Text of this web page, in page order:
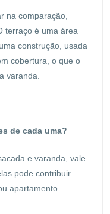
na comparação,
terraço é uma área
construção, usada
cobertura, o que o
varanda.
de cada uma?
e varanda, vale
pode contribuir
apartamento.